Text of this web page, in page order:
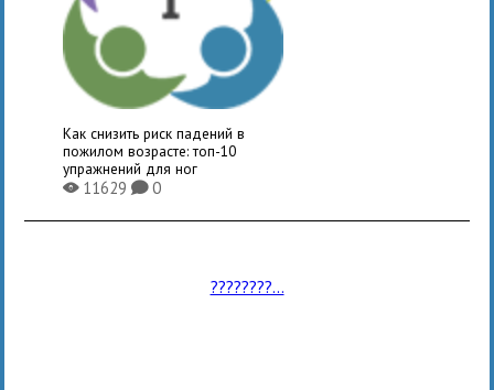
Как снизить риск падений в
пожилом возрасте: топ-10
упражнений для ног
X11629K0
????????...